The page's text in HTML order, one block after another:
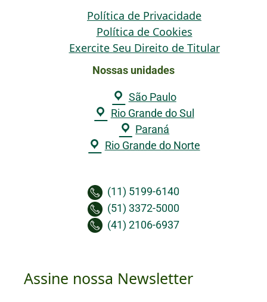
Política de Privacidade
Política de Cookies
Exercite Seu Direito de Titular
Nossas unidades
São Paulo
Rio Grande do Sul
Paraná
Rio Grande do Norte
(11) 5199-6140
(51) 3372-5000
(41) 2106-6937
Assine nossa Newsletter